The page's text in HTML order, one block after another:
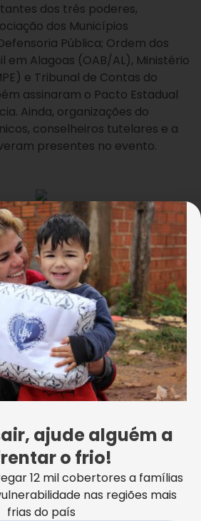
dos três poderes,
dos Municípios
Pública; Ordem dos
em Alagoas (OAB/AL), Ministério
e Tribunal de Contas do
assinaram o Pacto Estadual
Ainda, organizações do
conselheiros tutelares e a
presentes no evento.
que integram da LBV
de assinatura do Pacto
infância.
da LBV, Renata Lima,
dama de Alagoas e
Criança Alagoana
que recebeu a revista BOA
e a convidou para conhecer
“Vou com muito prazer
somarmos esforços em
alagoana”, destacou Renata
ajude alguém a
o frio!
12 mil cobertores a famílias
nas regiões mais
frias do país